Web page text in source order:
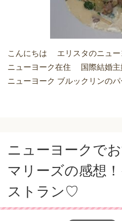
こんにちは エリスタのニュー
ニューヨーク在住 国際結婚
ニューヨーク ブルックリンの
ニューヨークで
マリーズの感想
ストラン♡